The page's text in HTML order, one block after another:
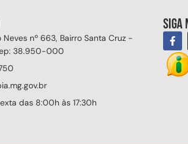
Neves nº 663, Bairro Santa Cruz -
38.950-000
das 8:00h às 17:30h
Siga